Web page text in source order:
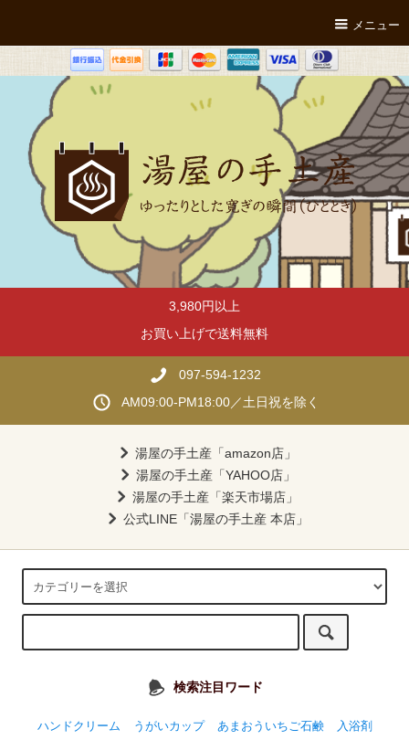
メニュー
3,980円以上
お買い上げで送料無料
097-594-1232
AM09:00-PM18:00／土日祝を除く
湯屋の手土産「amazon店」
湯屋の手土産「YAHOO店」
湯屋の手土産「楽天市場店」
公式LINE「湯屋の手土産 本店」
検索注目ワード
ハンドクリーム うがいカップ あまおういちご石鹸
入浴剤